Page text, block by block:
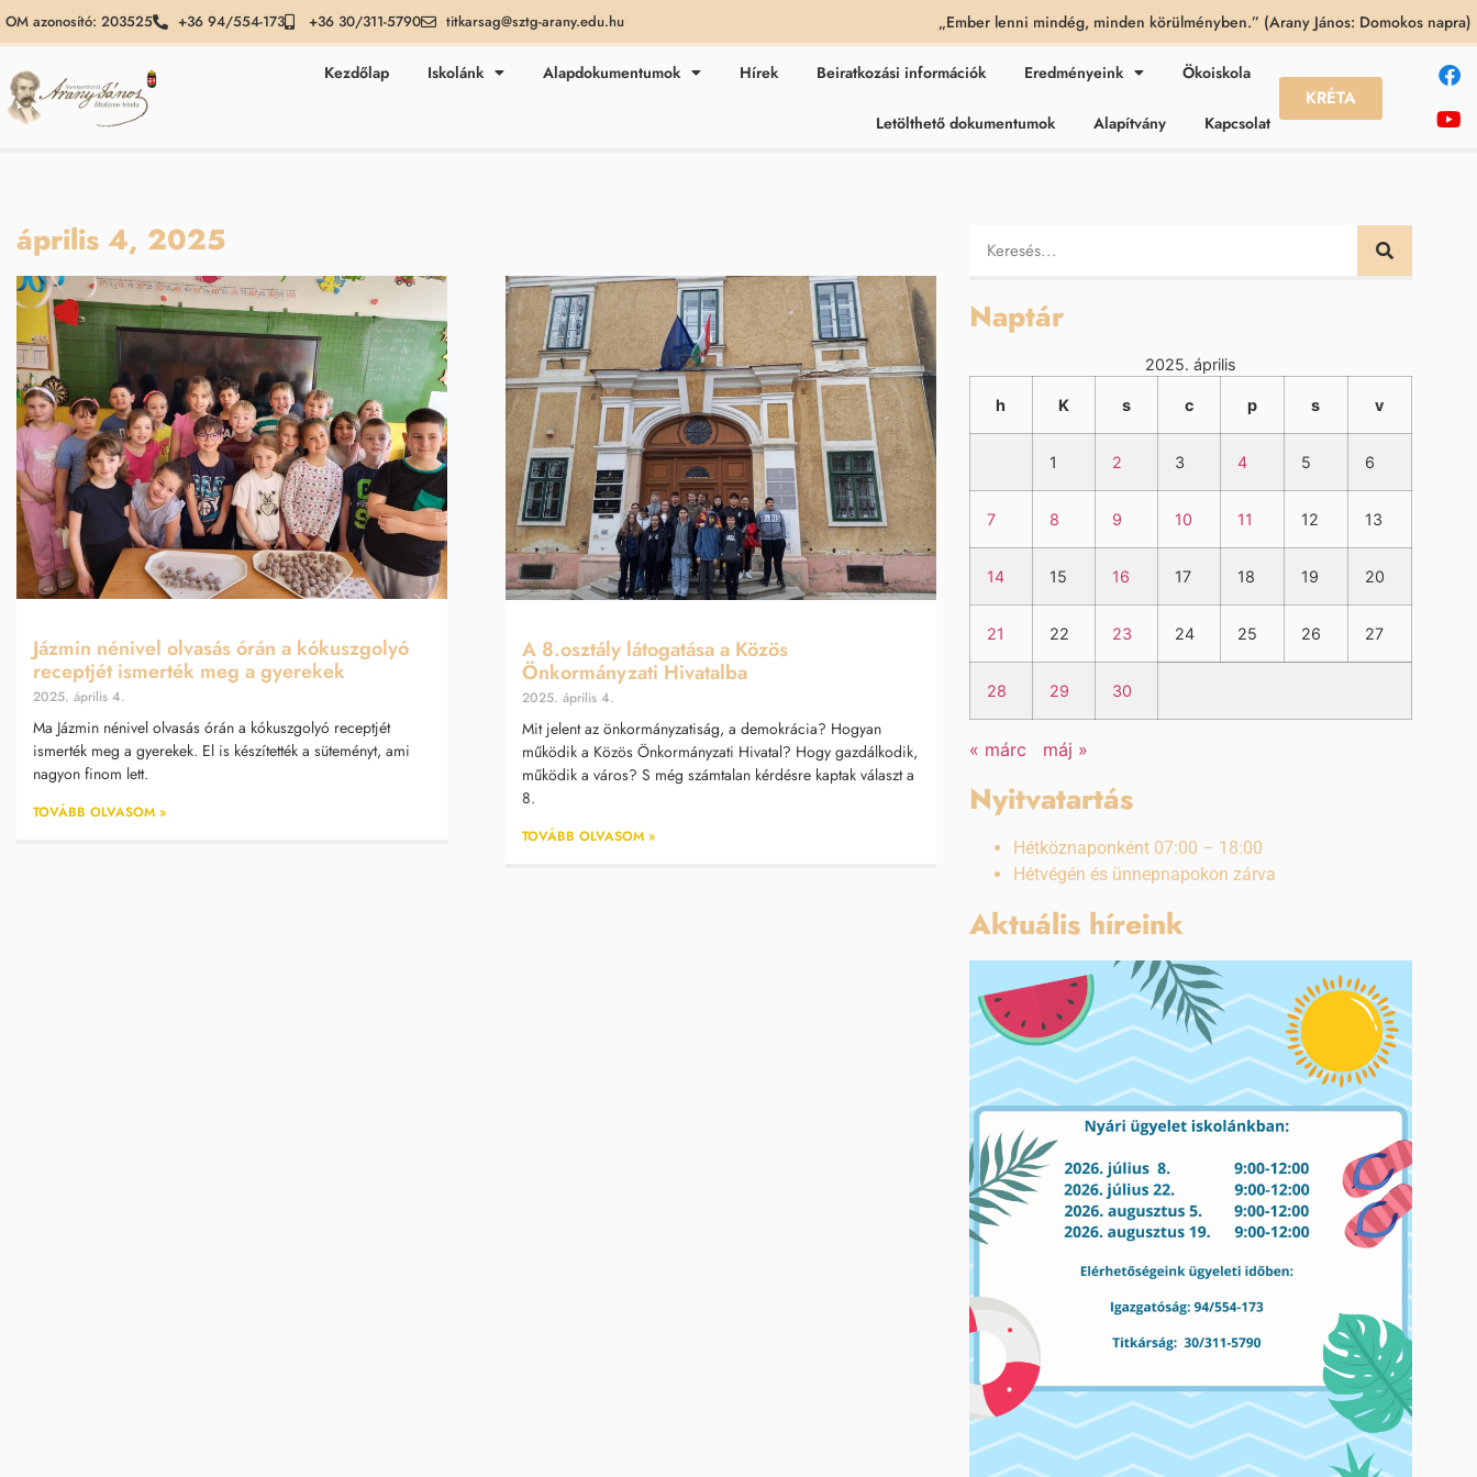
OM azonosító: 203525 +36 94/554-173 +36 30/311-5790 titkarsag@sztg-arany.edu.hu „Ember lenni mindég, minden körülményben.” (Arany János: Domokos napra)
Kezdőlap Iskolánk Alapdokumentumok Hírek Beiratkozási információk Eredményeink Ökoiskola
Letölthető dokumentumok Alapítvány Kapcsolat
KRÉTA
április 4, 2025
Jázmin nénivel olvasás órán a kókuszgolyó
receptjét ismerték meg a gyerekek
2025. április 4.
Ma Jázmin nénivel olvasás órán a kókuszgolyó receptjét
ismerték meg a gyerekek. El is készítették a süteményt, ami
nagyon finom lett.
TOVÁBB OLVASOM »
A 8.osztály látogatása a Közös
Önkormányzati Hivatalba
2025. április 4.
Mit jelent az önkormányzatiság, a demokrácia? Hogyan
működik a Közös Önkormányzati Hivatal? Hogy gazdálkodik,
működik a város? S még számtalan kérdésre kaptak választ a
8.
TOVÁBB OLVASOM »
Naptár
2025. április
h K s c p s v
1 2 3 4 5 6
7 8 9 10 11 12 13
14 15 16 17 18 19 20
21 22 23 24 25 26 27
28 29 30
« márc máj »
Nyitvatartás
Hétköznaponként 07:00 – 18:00
Hétvégén és ünnepnapokon zárva
Aktuális híreink